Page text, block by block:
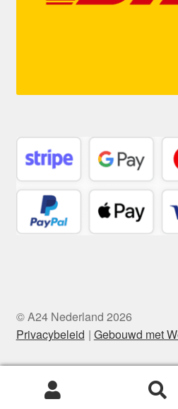
© A24 Nederland 2026
Privacybeleid
Gebouwd met
Zoeken